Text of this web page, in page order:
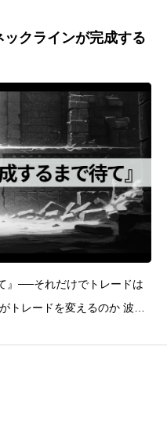
クラインが完成する
』──それだけでトレードは